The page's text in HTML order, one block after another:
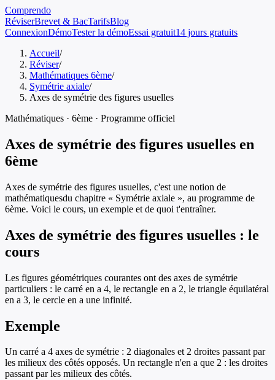
Comprendo
RéviserBrevet & BacTarifsBlog
ConnexionDémoTester la démoEssai gratuit14 jours gratuits
Accueil/
Réviser/
Mathématiques 6ème/
Symétrie axiale/
Axes de symétrie des figures usuelles
Mathématiques · 6ème · Programme officiel
Axes de symétrie des figures usuelles en
6ème
Axes de symétrie des figures usuelles, c'est une notion de
mathématiquesdu chapitre « Symétrie axiale », au programme de
6ème. Voici le cours, un exemple et de quoi t'entraîner.
Axes de symétrie des figures usuelles : le
cours
Les figures géométriques courantes ont des axes de symétrie
particuliers : le carré en a 4, le rectangle en a 2, le triangle équilatéral
en a 3, le cercle en a une infinité.
Exemple
Un carré a 4 axes de symétrie : 2 diagonales et 2 droites passant par
les milieux des côtés opposés. Un rectangle n'en a que 2 : les droites
passant par les milieux des côtés.